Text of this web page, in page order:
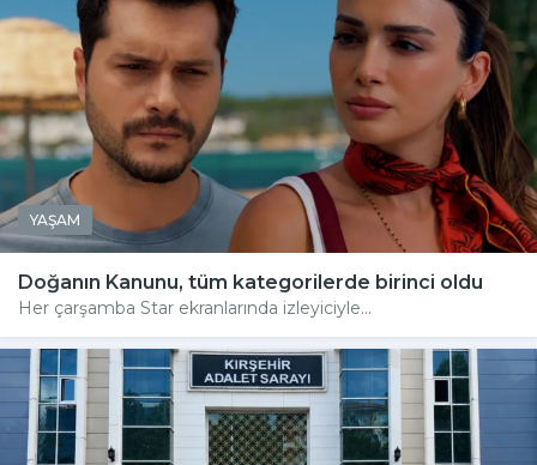
YAŞAM
Doğanın Kanunu, tüm kategorilerde birinci oldu
Her çarşamba Star ekranlarında izleyiciyle...